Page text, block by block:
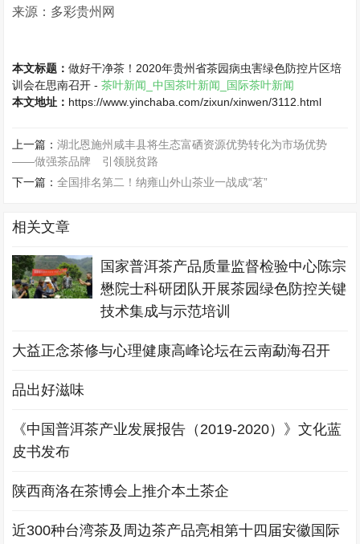
来源：多彩贵州网
本文标题：做好干净茶！2020年贵州省茶园病虫害绿色防控片区培
训会在思南召开 -茶叶新闻_中国茶叶新闻_国际茶叶新闻
本文地址： https://www.yinchaba.com/zixun/xinwen/3112.html
上一篇：湖北恩施州咸丰县将生态富硒资源优势转化为市场优势
——做强茶品牌 引领脱贫路
下一篇：全国排名第二！纳雍山外山茶业一战成“茗”
相关文章
国家普洱茶产品质量监督检验中心陈宗
懋院士科研团队开展茶园绿色防控关键
技术集成与示范培训
大益正念茶修与心理健康高峰论坛在云南勐海召开
品出好滋味
《中国普洱茶产业发展报告（2019-2020）》文化蓝
皮书发布
陕西商洛在茶博会上推介本土茶企
近300种台湾茶及周边茶产品亮相第十四届安徽国际